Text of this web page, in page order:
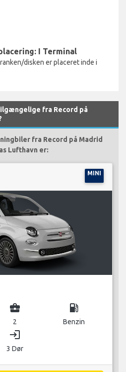
I Terminal
disken er placeret inde i
fra Record på
fra Record på Madrid
Lufthavn er:
MINI
business_center
2
local_gas_station
Benzin
login
3 Dør